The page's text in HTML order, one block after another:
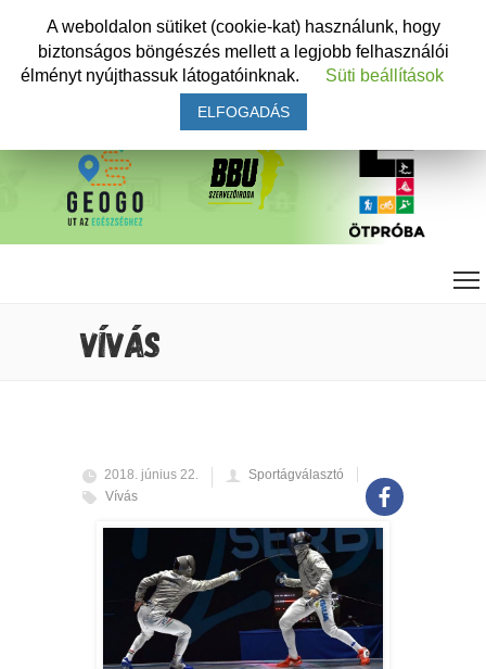
VÍVÁS
2018. június 22.
Sportágválasztó
Vívás
A weboldalon sütiket (cookie-kat) használunk, hogy
biztonságos böngészés mellett a legjobb felhasználói
élményt nyújthassuk látogatóinknak.
Süti beállítások
ELFOGADÁS